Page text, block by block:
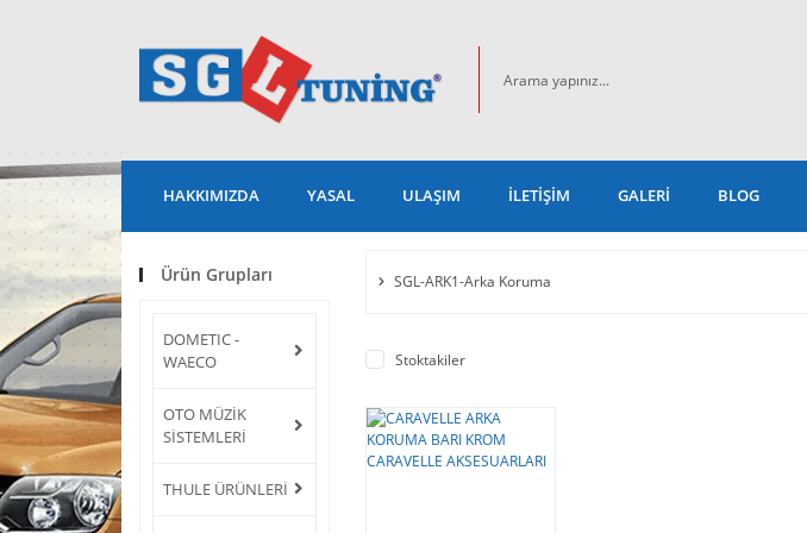
HAKKIMIZDA YASAL ULAŞIM İLETİŞİM GALERİ BLOG
Ürün Grupları
DOMETIC -
WAECO
OTO MÜZİK
SİSTEMLERİ
THULE ÜRÜNLERİ
SGL-ARK1-Arka Koruma
Stoktakiler